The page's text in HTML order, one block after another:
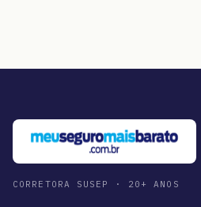
CORRETORA SUSEP · 20+ ANOS